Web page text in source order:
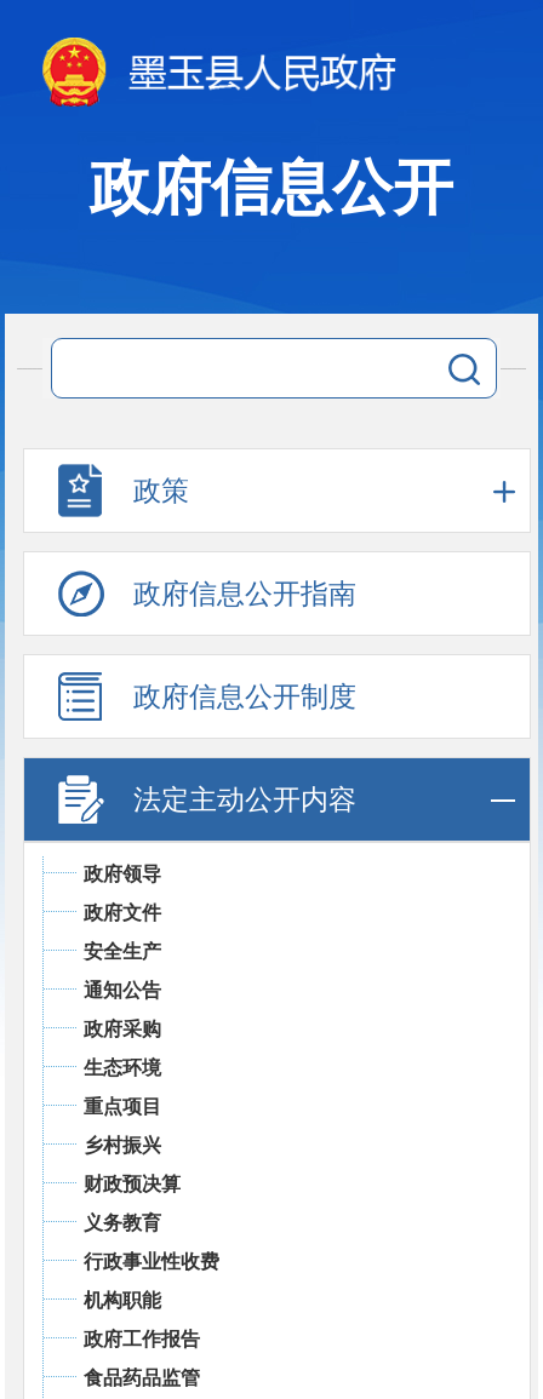
政府信息公开
政策
政府信息公开指南
政府信息公开制度
法定主动公开内容
政府领导
政府文件
安全生产
通知公告
政府采购
生态环境
重点项目
乡村振兴
财政预决算
义务教育
行政事业性收费
机构职能
政府工作报告
食品药品监管